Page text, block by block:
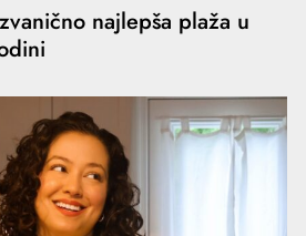
najlepša plaža u